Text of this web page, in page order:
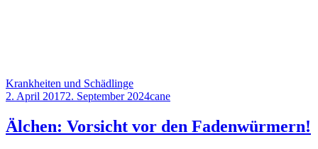
Krankheiten und Schädlinge
2. April 20172. September 2024cane
Älchen: Vorsicht vor den Fadenwürmern!